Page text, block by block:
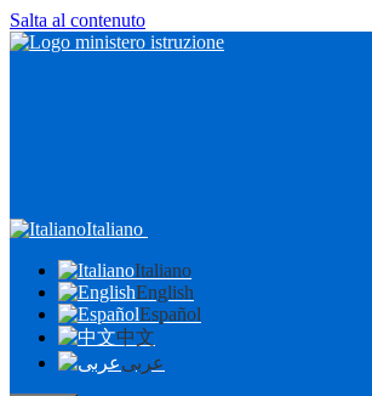
Salta al contenuto
Italiano
Italiano
English
Español
中文
عربى